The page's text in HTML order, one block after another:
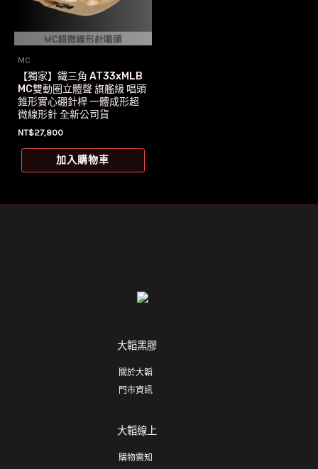
MC
【獨家】鐵三角 AT33xMLB
MC雙動圈立體聲 旗艦級 唱頭
錐形實心硼針桿 一體成形超
微線形針 全新公司貨
NT$27,800
加入購物車
大韜黑膠
關於大韜
門市資訊
大韜線上
購物需知